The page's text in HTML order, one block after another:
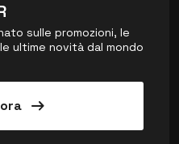
sulle promozioni, le
ultime novità dal mondo
arrow_right_alt